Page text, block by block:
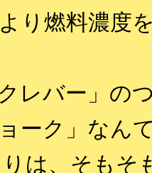
り燃料濃度
レバー」の
ーク」なん
は、そもそ